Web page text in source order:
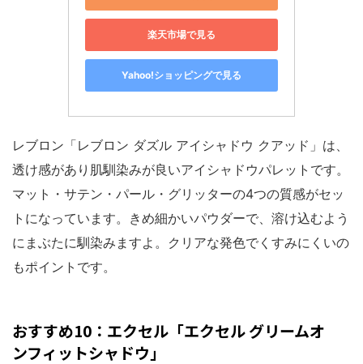
楽天市場で見る
Yahoo!ショッピングで見る
レブロン「レブロン ダズル アイシャドウ クアッド」は、
透け感があり肌馴染みが良いアイシャドウパレットです。
マット・サテン・パール・グリッターの4つの質感がセッ
トになっています。きめ細かいパウダーで、溶け込むよう
にまぶたに馴染みますよ。クリアな発色でくすみにくいの
もポイントです。
おすすめ10：エクセル「エクセル グリームオ
ンフィットシャドウ」